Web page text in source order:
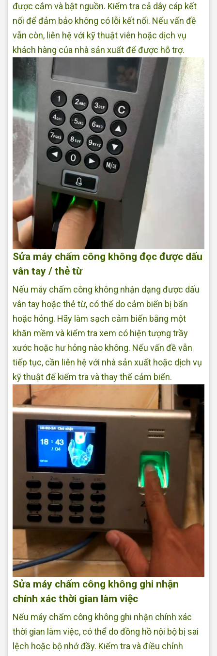
được cắm và bật nguồn. Kiểm tra cả dây cáp kết
nối để đảm bảo không có lỗi kết nối. Nếu vấn đề
vẫn còn, liên hệ với kỹ thuật viên hoặc dịch vụ
khách hàng của nhà sản xuất để được hỗ trợ.
Sửa máy chấm công không đọc được dấu
vân tay / thẻ từ
Nếu máy chấm công không nhận dạng được dấu
vân tay hoặc thẻ từ, có thể do cảm biến bị bẩn
hoặc hỏng. Hãy làm sạch cảm biến bằng một
khăn mềm và kiểm tra xem có hiện tượng trầy
xước hoặc hư hỏng nào không. Nếu vấn đề vẫn
tiếp tục, cần liên hệ với nhà sản xuất hoặc dịch vụ
kỹ thuật để kiểm tra và thay thế cảm biến.
Sửa máy chấm công không ghi nhận
chính xác thời gian làm việc
Nếu máy chấm công không ghi nhận chính xác
thời gian làm việc, có thể do đồng hồ nội bộ bị sai
lệch hoặc bộ nhớ đầy. Kiểm tra và điều chỉnh